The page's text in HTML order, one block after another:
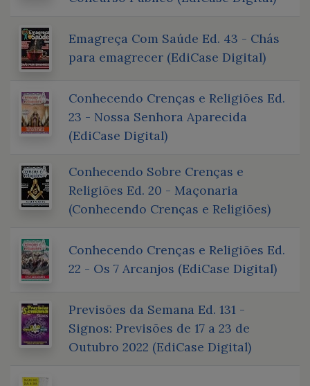
Emagreça Com Saúde Ed. 43 - Chás
para emagrecer (EdiCase Digital)
Conhecendo Crenças e Religiões Ed.
23 - Nossa Senhora Aparecida
(EdiCase Digital)
Conhecendo Sobre Crenças e
Religiões Ed. 20 - Maçonaria
(Conhecendo Crenças e Religiões)
Conhecendo Crenças e Religiões Ed.
22 - Os 7 Arcanjos (EdiCase Digital)
Previsões da Semana Ed. 131 -
Signos: Previsões de 17 a 23 de
Outubro 2022 (EdiCase Digital)